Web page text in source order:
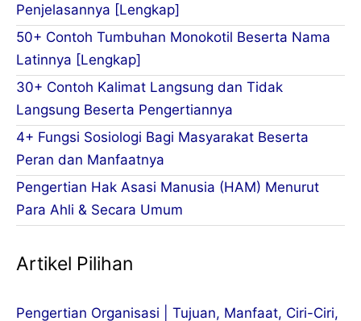
Penjelasannya [Lengkap]
50+ Contoh Tumbuhan Monokotil Beserta Nama
Latinnya [Lengkap]
30+ Contoh Kalimat Langsung dan Tidak
Langsung Beserta Pengertiannya
4+ Fungsi Sosiologi Bagi Masyarakat Beserta
Peran dan Manfaatnya
Pengertian Hak Asasi Manusia (HAM) Menurut
Para Ahli & Secara Umum
Artikel Pilihan
Pengertian Organisasi | Tujuan, Manfaat, Ciri-Ciri,